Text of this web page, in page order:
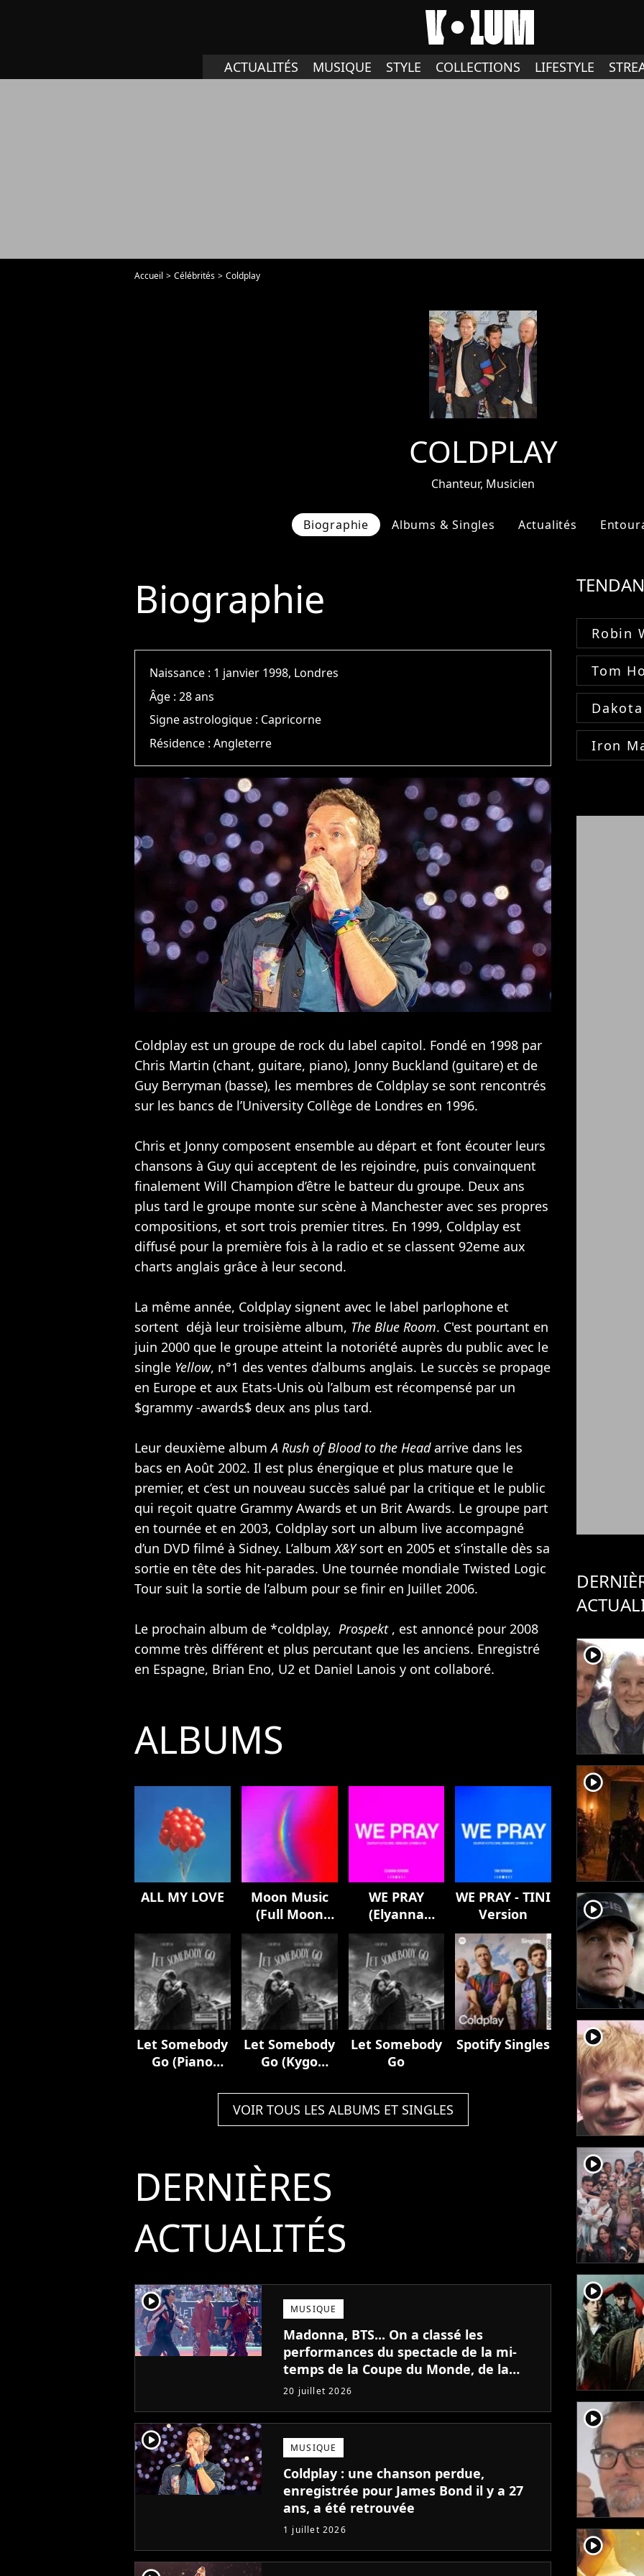
ACTUALITÉS MUSIQUE STYLE COLLECTIONS LIFESTYLE
Accueil Célébrités Coldplay
COLDPLAY
Chanteur, Musicien
Biographie Albums & Singles Actualités
Biographie
Naissance : 1 janvier 1998, Londres
Âge :28 ans
Signe astrologique : Capricorne
Résidence :Angleterre
Coldplay est un groupe de rock du label capitol. Fondé en 1998 par
Chris Martin (chant, guitare, piano), Jonny Buckland (guitare) et de
Guy Berryman (basse), les membres de Coldplay se sont rencontrés
sur les bancs de l’University Collège de Londres en 1996.
Chris et Jonny composent ensemble au départ et font écouter leurs
chansons à Guy qui acceptent de les rejoindre, puis convainquent
finalement Will Champion d’être le batteur du groupe. Deux ans
plus tard le groupe monte sur scène à Manchester avec ses propres
compositions, et sort trois premier titres. En 1999, Coldplay est
diffusé pour la première fois à la radio et se classent 92eme aux
charts anglais grâce à leur second.
La même année, Coldplay signent avec le label parlophone et
sortent déjà leur troisième album, The Blue Room. C'est pourtant en
juin 2000 que le groupe atteint la notoriété auprès du public avec le
single Yellow, n°1 des ventes d’albums anglais. Le succès se propage
en Europe et aux Etats-Unis où l’album est récompensé par un
$grammy -awards$ deux ans plus tard.
Leur deuxième albumA Rush of Blood to the Headarrive dans les
bacs en Août 2002. Il est plus énergique et plus mature que le
premier, et c’est un nouveau succès salué par la critique et le public
qui reçoit quatre Grammy Awards et un Brit Awards. Le groupe part
en tournée et en 2003, Coldplay sort un album live accompagné
d’un DVD filmé à Sidney. L’album X&Ysort en 2005 et s’installe dès sa
sortie en tête des hit-parades. Une tournée mondiale Twisted Logic
Tour suit la sortie de l’album pour se finir en Juillet 2006.
Le prochain album de *coldplay, Prospekt , est annoncé pour 2008
comme très différent et plus percutant que les anciens. Enregistré
en Espagne, Brian Eno, U2 et Daniel Lanois y ont collaboré.
ALBUMS
ALL MY LOVE
Moon Music
(Full Moon
Edition)
WE PRAY
(Elyanna
Version)
WE PRAY - TINI
Version
Let Somebody
Go (Piano
Let Somebody
Go (Kygo
Let Somebody
Go
Spotify Singles
VOIR TOUS LES ALBUMS ET SINGLES
DERNIÈRES
ACTUALITÉS
player2 MUSIQUE
Madonna, BTS... On a classé les
performances du spectacle de la mi-
temps de la Coupe du Monde, de la
pire à la meilleure
20 juillet 2026
player2 MUSIQUE
Coldplay : une chanson perdue,
enregistrée pour James Bond il y a 27
ans, a été retrouvée
1 juillet 2026
Robin
Tom
Iron
player2
player2
player2
player2
player2
player2
player2
player2